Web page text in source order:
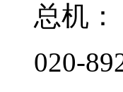
总机：
020-